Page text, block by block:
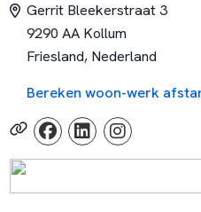
Gerrit Bleekerstraat 3
9290 AA Kollum
Friesland, Nederland
Bereken woon-werk